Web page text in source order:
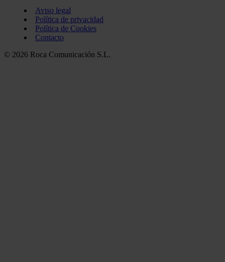
Aviso legal
Política de privacidad
Política de Cookies
Contacto
© 2026 Roca Comunicación S.L.